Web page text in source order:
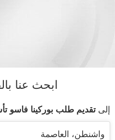
ابحث عنا
إلى تقديم طلب بوركينا فاسو
واشنطن، العاصمة